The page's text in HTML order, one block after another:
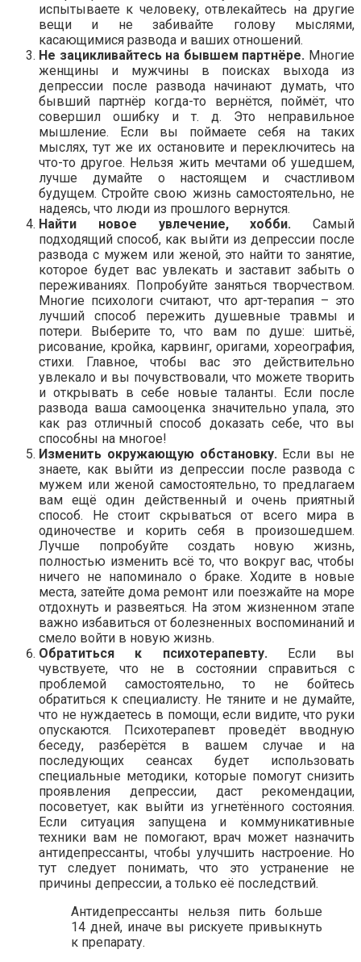
испытываете к человеку, отвлекайтесь на другие
вещи и не забивайте голову мыслями,
касающимися развода и ваших отношений.
Не зацикливайтесь на бывшем партнёре. Многие
женщины и мужчины в поисках выхода из
депрессии после развода начинают думать, что
бывший партнёр когда-то вернётся, поймёт, что
совершил ошибку и т. д. Это неправильное
мышление. Если вы поймаете себя на таких
мыслях, тут же их остановите и переключитесь на
что-то другое. Нельзя жить мечтами об ушедшем,
лучше думайте о настоящем и счастливом
будущем. Стройте свою жизнь самостоятельно, не
надеясь, что люди из прошлого вернутся.
Найти новое увлечение, хобби. Самый
подходящий способ, как выйти из депрессии после
развода с мужем или женой, это найти то занятие,
которое будет вас увлекать и заставит забыть о
переживаниях. Попробуйте заняться творчеством.
Многие психологи считают, что арт-терапия – это
лучший способ пережить душевные травмы и
потери. Выберите то, что вам по душе: шитьё,
рисование, кройка, карвинг, оригами, хореография,
стихи. Главное, чтобы вас это действительно
увлекало и вы почувствовали, что можете творить
и открывать в себе новые таланты. Если после
развода ваша самооценка значительно упала, это
как раз отличный способ доказать себе, что вы
способны на многое!
Изменить окружающую обстановку.Если вы не
знаете, как выйти из депрессии после развода с
мужем или женой самостоятельно, то предлагаем
вам ещё один действенный и очень приятный
способ. Не стоит скрываться от всего мира в
одиночестве и корить себя в произошедшем.
Лучше попробуйте создать новую жизнь,
полностью изменить всё то, что вокруг вас, чтобы
ничего не напоминало о браке. Ходите в новые
места, затейте дома ремонт или поезжайте на море
отдохнуть и развеяться. На этом жизненном этапе
важно избавиться от болезненных воспоминаний и
смело войти в новую жизнь.
Обратиться к психотерапевту.Если вы
чувствуете, что не в состоянии справиться с
проблемой самостоятельно, то не бойтесь
обратиться к специалисту. Не тяните и не думайте,
что не нуждаетесь в помощи, если видите, что руки
опускаются. Психотерапевт проведёт вводную
беседу, разберётся в вашем случае и на
последующих сеансах будет использовать
специальные методики, которые помогут снизить
проявления депрессии, даст рекомендации,
посоветует, как выйти из угнетённого состояния.
Если ситуация запущена и коммуникативные
техники вам не помогают, врач может назначить
антидепрессанты, чтобы улучшить настроение. Но
тут следует понимать, что это устранение не
причины депрессии, а только её последствий.
Антидепрессанты нельзя пить больше
14 дней, иначе вы рискуете привыкнуть
к препарату.